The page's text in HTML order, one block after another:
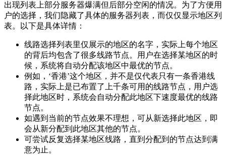
出现列表上部分服务器爆满但后部分空闲的情况。为了方便用
户的选择，我们隐藏了具体的服务器列表，而仅仅显示地区列
表。以下是具体详情：
线路选择列表里仅展示的地区的名字，实际上每个地区
的背后均包含了很多线路节点。用户在选择某地区的时
候，系统将自动分配该地区中最优的节点。
例如，‘香港’这个地区，并不是仅代表只有一条香港线
路，实际上是已布置了上千条可用的线路节点，用户选
择此地区时，系统会自动分配此地区下速度最优的线路
节点。
如遇到当前的节点效果不理想，可从新选择此地区，即
会从新分配到此地区其他的节点。
可尝试反复选择某地区线路，直到分配到的节点达到满
意为止。